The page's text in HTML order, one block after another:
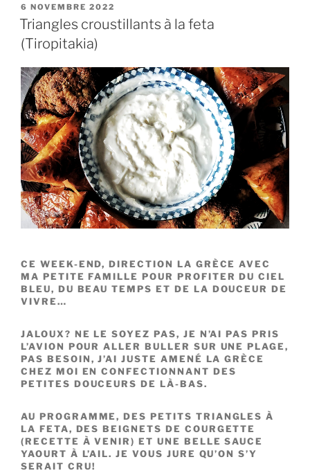
PUBLIÉ
LE
6 NOVEMBRE 2022
Triangles croustillants à la feta
(Tiropitakia)
CE WEEK-END, DIRECTION LA GRÈCE AVEC
MA PETITE FAMILLE POUR PROFITER DU CIEL
BLEU, DU BEAU TEMPS ET DE LA DOUCEUR DE
VIVRE…
JALOUX? NE LE SOYEZ PAS, JE N’AI PAS PRIS
L’AVION POUR ALLER BULLER SUR UNE PLAGE,
PAS BESOIN, J’AI JUSTE AMENÉ LA GRÈCE
CHEZ MOI EN CONFECTIONNANT DES
PETITES DOUCEURS DE LÀ-BAS.
AU PROGRAMME, DES PETITS TRIANGLES À
LA FETA, DES BEIGNETS DE COURGETTE
(RECETTE À VENIR) ET UNE BELLE SAUCE
YAOURT À L’AIL. JE VOUS JURE QU’ON S’Y
SERAIT CRU!